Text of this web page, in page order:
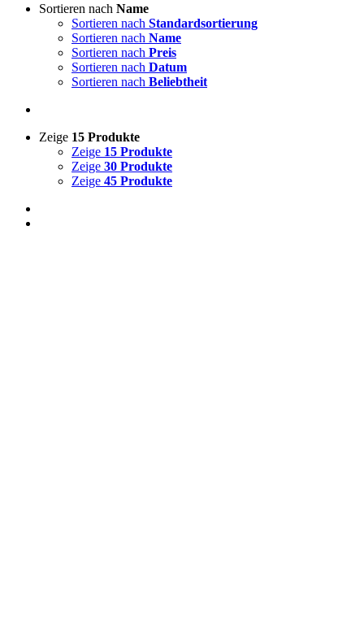
Sortieren nach Name
Sortieren nach Standardsortierung
Sortieren nach Name
Sortieren nach Preis
Sortieren nach Datum
Sortieren nach Beliebtheit
Zeige 15 Produkte
Zeige 15 Produkte
Zeige 30 Produkte
Zeige 45 Produkte